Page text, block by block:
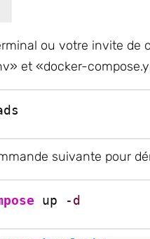
ou votre invite de
et «docker-
suivante pour
up -d